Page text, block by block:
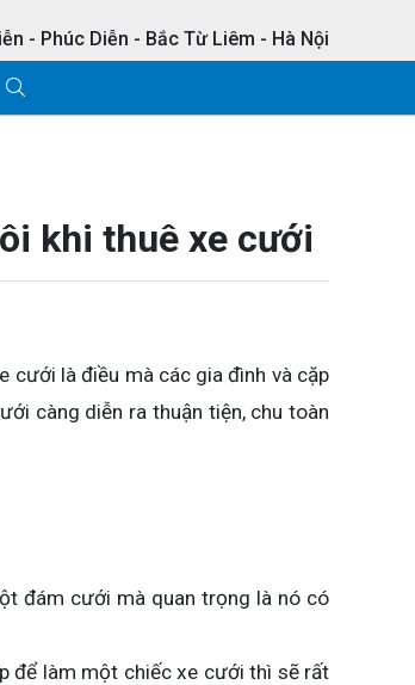
- Phúc Diễn - Bắc Từ Liêm - Hà Nội
khi thuê xe cưới
là điều mà các gia đình và cặp
càng diễn ra thuận tiện, chu toàn
đám cưới mà quan trọng là nó có
để làm một chiếc xe cưới thì sẽ rất